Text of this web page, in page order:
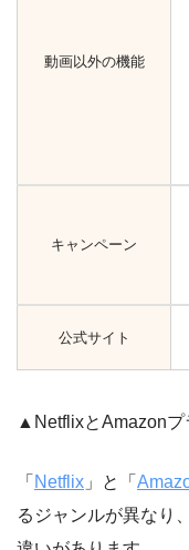
動画以外の機能
キャンペーン
公式サイト
▲NetflixとAmazonプ
「 Netflix 」と「
るジャンルが異なり